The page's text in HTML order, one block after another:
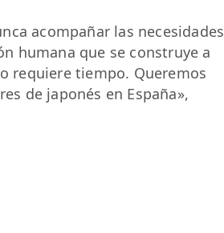
acompañar las necesidades
humana que se construye a
requiere tiempo. Queremos
de japonés en España»,